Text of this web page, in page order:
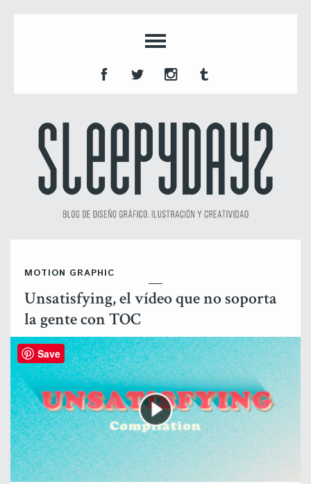
MOTION GRAPHIC
Unsatisfying, el vídeo que no soporta
la gente con TOC
Save